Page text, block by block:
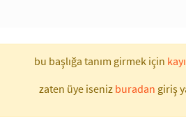
bu başlığa tanım girmek için
zaten üye iseniz buradan giriş